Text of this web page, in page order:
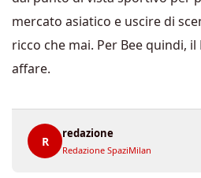
mercato asiatico e uscire di
ricco che mai. Per Bee quindi,
affare.
R
redazione
Redazione SpaziMilan